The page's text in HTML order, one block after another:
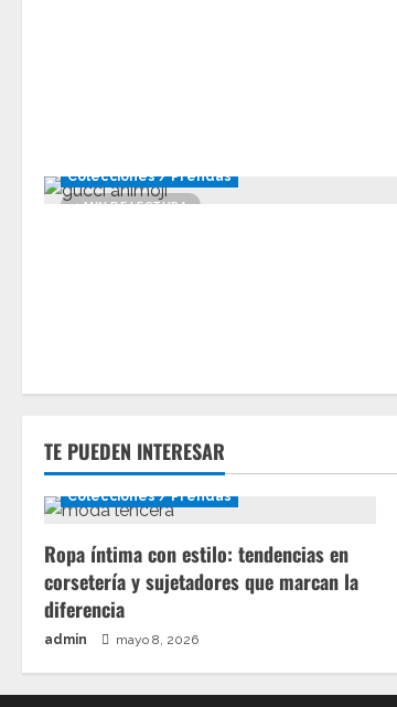
1 MIN DE LECTURA
Colecciones / Prendas
TE PUEDEN INTERESAR
Colecciones / Prendas
Ropa íntima con estilo: tendencias en
corsetería y sujetadores que marcan la
diferencia
admin mayo 8, 2026